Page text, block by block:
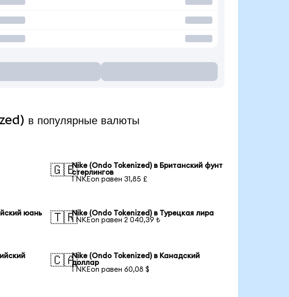
в популярные валюты
🇬🇧Nike (Ondo Tokenized) в Британский фунт
стерлингов
1 NKEon равен 31,85 £
юань
🇹🇷Nike (Ondo Tokenized) в Турецкая лира
1 NKEon равен 2 040,39 ₺
🇨🇦Nike (Ondo Tokenized) в Канадский
доллар
1 NKEon равен 60,08 $